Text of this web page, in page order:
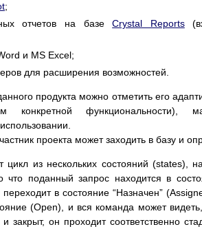
;
отчетов на базеCrystal Reports
и MS Excel;
для расширения возможностей.
продукта можно отметить его
функциональности),
проекта может заходить в базу и
из нескольких состояний (states),
что поданный запрос находится в
в состояние “Назначен”
(Open), и вся команда может
закрыт, он проходит соответственно